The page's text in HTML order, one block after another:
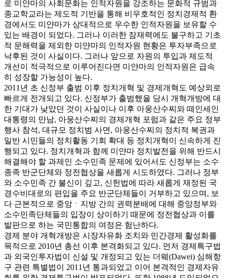
로 미얀마의 사회문화는 인적자원을 강조하는 문화적 규범과
종교학교라는 제도적 기반을 통해 비우호적인 정치경제적 환
경에서도 미얀마가 상대적으로 우수한 인적자원을 보유할 수
있는 배경이 되었다. 그러나 이러한 잠재력에도 불구하고 기초
적 문해력을 제외한 미얀마의 인적자원 현황은 투자부족으로
낙후된 것이 사실이다. 그러나 앞으로 자원의 투입과 제도적
개선이 적극적으로 이루어진다면 미얀마의 인적자원은 급속
히 성장할 가능성이 높다.
2011년 초 신정부 출범 이후 정치개혁 및 경제개혁도 예상외로
빠르게 전개되고 있다. 신정부가 출범했을 당시 개혁개방에 대
한 기대가 낮았던 것이 사실이나 이후 아웅산수찌와 떼인세인
대통령의 만남, 아웅산수찌의 경제개혁 포럼과 같은 주요 정부
행사 참석, 대규모 정치범 사면, 아웅산수찌의 정치적 복권과
일반 시민들의 정치활동 기회 확대 등 정치개혁이 신속하게 진
행되고 있다. 정치개혁과 함께 미얀마 정치발전을 위해 반드시
해결해야 할 과제인 소수민족 문제에 있어서도 신정부는 소수
종족 반군단체와 정전협상을 새롭게 시도하였다. 그러나 정부
와 소수민족 간 불신이 깊고, 신헌법에 따라 새롭게 재정된 국
경수비대로의 편입을 주요 반군단체들이 거부하고 있으며, 보
다 근본적으로 중앙ㆍ지방 간의 권력분배에 대해 중앙정부와
소수민족단체들의 입장이 상이하기 때문에 정전협상과 이를
발판으로 하는 국민통합의 여정은 험난하다.
경제 분야 개혁개방은 시장자유화 조치와 민간경제 활성화를
목적으로 2010년 총선 이후 본격화되고 있다. 먼저 경제특구법
과 외국인투자법이 신설 및 개정되고 있는 더웨(Dawei) 심해항
구 관련 특별법이 2011년 통과되었고 이어 본격적인 경제자유